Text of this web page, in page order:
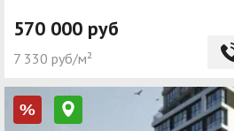
570 000 руб
7 330 руб/м²
%